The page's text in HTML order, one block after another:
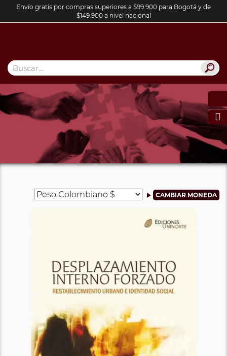
Envío gratis por compras superiores a $99.900 para Bogotá y de
$149.900 a nivel nacional
